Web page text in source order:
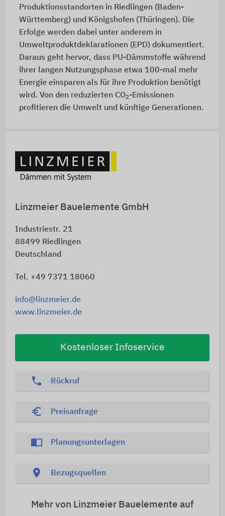
Linzmeier Bauelemente GmbH
Industriestr. 21
88499 Riedlingen
Deutschland
Tel. +49 7371 18060
info@linzmeier.de
www.linzmeier.de
Kostenloser Infoservice
phone Rückruf
euro_symbol Preisanfrage
import_contacts Planungsunterlagen
location_on Bezugsquellen
Mehr von Linzmeier Bauelemente auf
Produktionsstandorten in Riedlingen (Baden-
Württemberg) und Königshofen (Thüringen). Die
Erfolge werden dabei unter anderem in
Umweltproduktdeklarationen (EPD) dokumentiert.
Daraus geht hervor, dass PU-Dämmstoffe während
ihrer langen Nutzungsphase etwa 100-mal mehr
Energie einsparen als für ihre Produktion benötigt
wird. Von den reduzierten CO2-Emissionen
profitieren die Umwelt und künftige Generationen.
Schnelleinstiege